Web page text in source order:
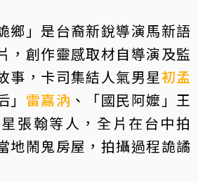
詭鄉」是台裔新銳導演馬新語
，創作靈感取材自導演及監
事，卡司集結人氣男星初孟
雷嘉汭 、「國民阿嬤」王
張翰等人，全片在台中拍
地鬧鬼房屋，拍攝過程詭譎